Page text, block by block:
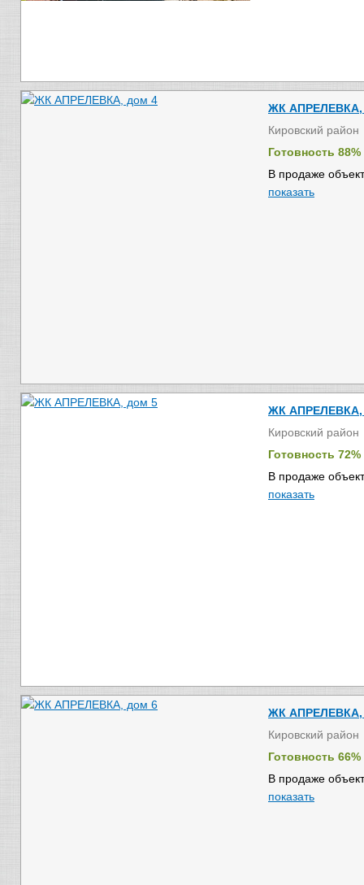
ЖК АПРЕЛЕВКА,
Кировский район
Готовность 88%
В продаже
показать
ЖК АПРЕЛЕВКА,
Кировский район
Готовность 72%
В продаже
показать
ЖК АПРЕЛЕВКА,
Кировский район
Готовность 66%
В продаже
показать